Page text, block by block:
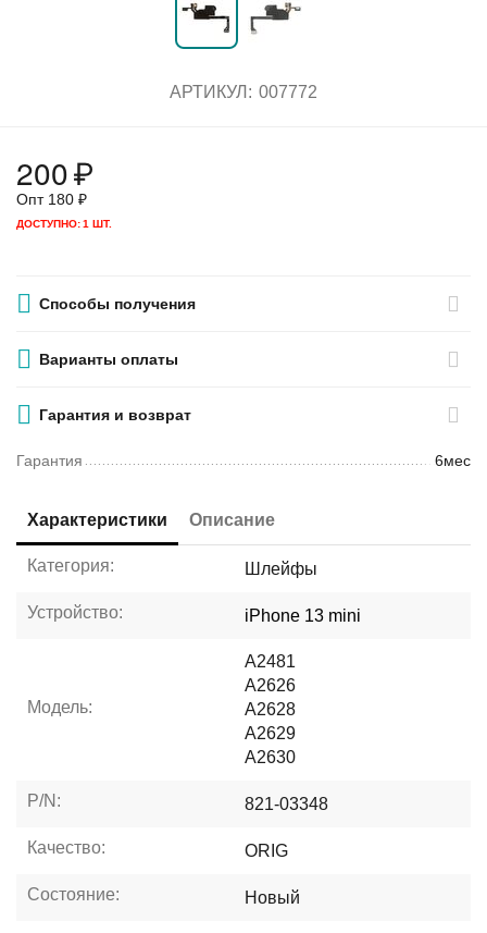
АРТИКУЛ: 007772
200₽
Опт 180 ₽
ДОСТУПНО:1 ШТ.
Способы получения
Варианты оплаты
Гарантия и возврат
Гарантия 6мес
Характеристики Описание
Категория: Шлейфы
Устройство: iPhone 13 mini
Модель:
A2481
A2626
A2628
A2629
A2630
P/N: 821-03348
Качество: ORIG
Состояние: Новый